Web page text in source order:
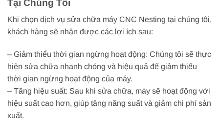
Tại Chúng Tôi
Khi chọn dịch vụ sửa chữa máy CNC Nesting tại chúng tôi,
khách hàng sẽ nhận được các lợi ích sau:
– Giảm thiểu thời gian ngừng hoạt động: Chúng tôi sẽ thực
hiện sửa chữa nhanh chóng và hiệu quả để giảm thiểu
thời gian ngừng hoạt động của máy.
– Tăng hiệu suất: Sau khi sửa chữa, máy sẽ hoạt động với
hiệu suất cao hơn, giúp tăng năng suất và giảm chi phí sản
xuất.